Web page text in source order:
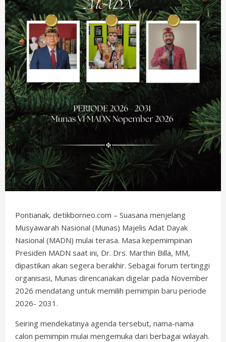
Pontianak, detikborneo.com – Suasana menjelang
Musyawarah Nasional (Munas) Majelis Adat Dayak
Nasional (MADN) mulai terasa. Masa kepemimpinan
Presiden MADN saat ini, Dr. Drs. Marthin Billa, MM,
dipastikan akan segera berakhir. Sebagai forum tertinggi
organisasi, Munas direncanakan digelar pada November
2026 mendatang untuk memilih pemimpin baru periode
2026- 2031.
Seiring mendekatinya agenda tersebut, nama-nama
calon pemimpin mulai mengemuka dari berbagai wilayah.